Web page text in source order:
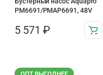
PM6691/PMAP6691, 48V
5 571 ₽